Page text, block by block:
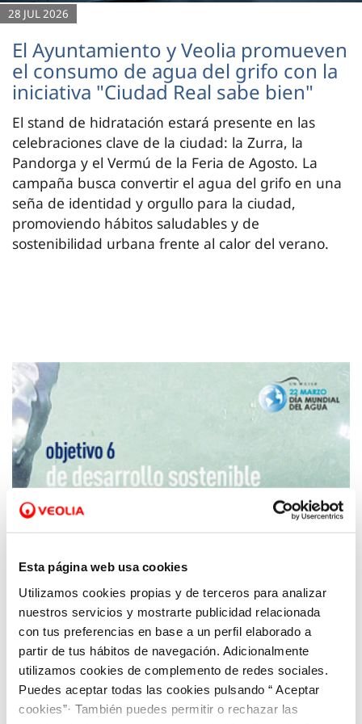
Esta página web usa cookies
Utilizamos cookies propias y de terceros para analizar
nuestros servicios y mostrarte publicidad relacionada
con tus preferencias en base a un perfil elaborado a
partir de tus hábitos de navegación. Adicionalmente
utilizamos cookies de complemento de redes sociales.
Puedes aceptar todas las cookies pulsando “ Aceptar
cookies”· También puedes permitir o rechazar las
28 JUL 2026
El Ayuntamiento y Veolia promueven
el consumo de agua del grifo con la
iniciativa "Ciudad Real sabe bien"
El stand de hidratación estará presente en las
celebraciones clave de la ciudad: la Zurra, la
Pandorga y el Vermú de la Feria de Agosto. La
campaña busca convertir el agua del grifo en una
seña de identidad y orgullo para la ciudad,
promoviendo hábitos saludables y de
sostenibilidad urbana frente al calor del verano.
22 MAR 2019
Celebra con Aquona el Día Mundial del Agua